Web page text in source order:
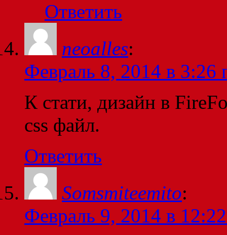
Ответить
neoalles:
Февраль 8, 2014 в 3:26
К стати, дизайн в
css файл.
Ответить
Somsmiteemito:
Февраль 9, 2014 в